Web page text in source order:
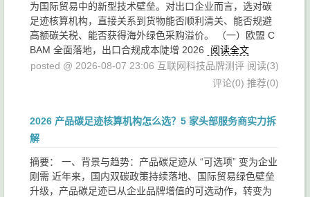
为国际贸易中的新型技术壁垒。对出口企业而言，选对碳
足迹核算机构，直接关系到货物能否顺利清关、能否规避
高额碳关税、能否获得海外绿色采购溢价。 （一）欧盟 C
BAM 全面落地，出口合规成本陡增 2026
阅读全文
posted @ 2026-08-07 23:06 互联网科技品牌测评 阅读(3)
评论(0) 推荐(0)
2026 产品碳足迹核算机构怎么选？5 家头部服务商实力拆
解
摘要： 一、背景与趋势：产品碳足迹从 “可选项” 变为企业
刚需 近年来，国内双碳政策持续落地、国际贸易绿色壁垒
升级，产品碳足迹已从企业品牌增值的可选动作，转变为